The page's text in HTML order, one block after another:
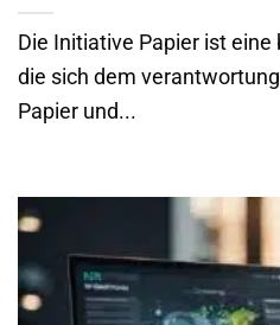
Die Initiative Papier ist
die sich dem
Papier und...